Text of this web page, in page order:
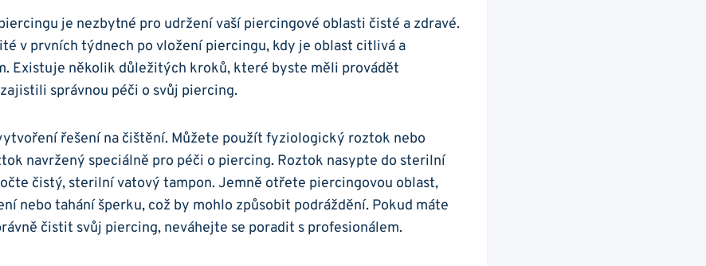
je nezbytné pro udržení vaší piercingové oblasti čisté a zdravé.
v prvních týdnech po vložení piercingu, kdy je oblast citlivá a
Existuje několik důležitých kroků, které byste měli provádět
správnou péči o svůj piercing.
řešení na čištění. Můžete použít fyziologický roztok nebo
navržený speciálně pro péči o piercing. Roztok nasypte do sterilní
čistý, sterilní vatový tampon. Jemně otřete piercingovou oblast,
nebo tahání šperku, což by mohlo způsobit podráždění. Pokud máte
čistit svůj piercing, neváhejte se poradit s profesionálem.